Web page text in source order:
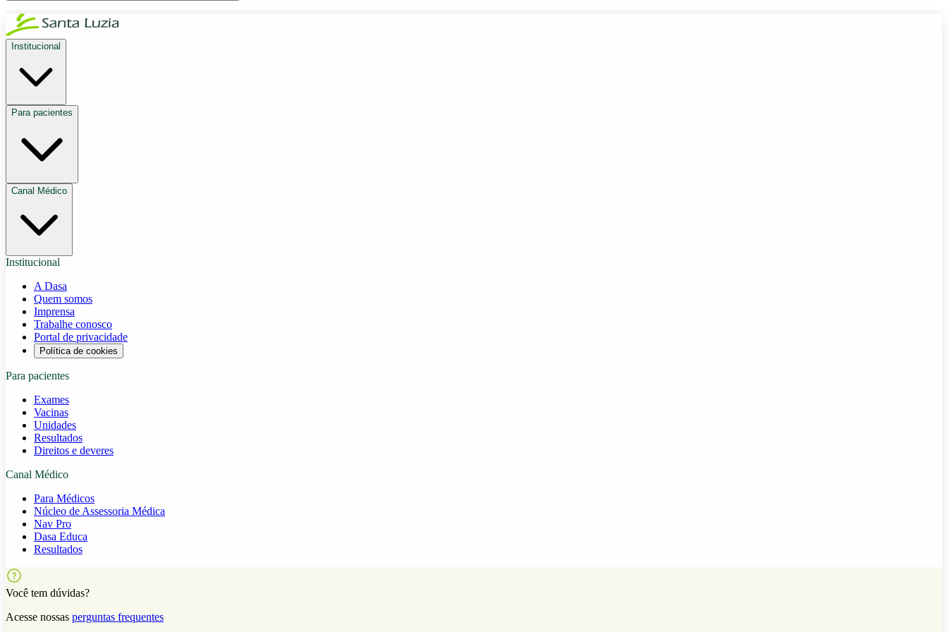
Institucional
Para pacientes
Canal Médico
Institucional
A Dasa
Quem somos
Imprensa
Trabalhe conosco
Portal de privacidade
Política de cookies
Para pacientes
Exames
Vacinas
Unidades
Resultados
Direitos e deveres
Canal Médico
Para Médicos
Núcleo de Assessoria Médica
Nav Pro
Dasa Educa
Resultados
Você tem dúvidas?
Acesse nossas perguntas frequentes